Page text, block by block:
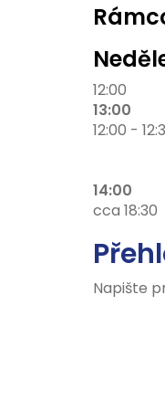
12:00
13:00
12:00 -
14:00
cca 18:30
Napište